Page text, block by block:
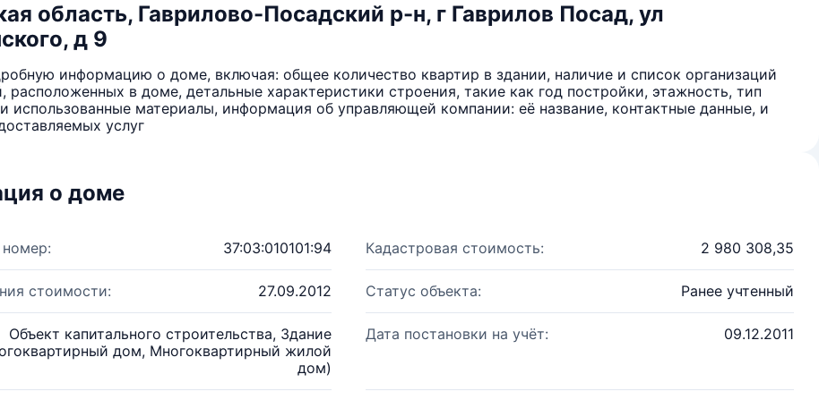
область, Гаврилово-Посадский р-н, г Гаврилов Посад, ул
д 9
информацию о доме, включая: общее количество квартир в здании, наличие и список организаций
расположенных в доме, детальные характеристики строения, такие как год постройки, этажность, тип
использованные материалы, информация об управляющей компании: её название, контактные данные, и
услуг
о доме
37:03:010101:94 Кадастровая стоимость: 2 980 308,35
стоимости: 27.09.2012 Статус объекта: Ранее учтенный
Объект капитального строительства, Здание
дом, Многоквартирный жилой
дом)
Дата постановки на учёт: 09.12.2011